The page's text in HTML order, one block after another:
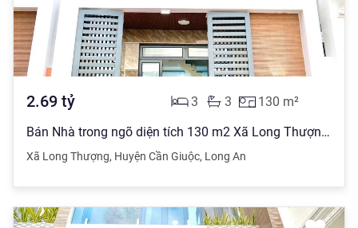
2.69 tỷ 130 m²
3
3
Bán Nhà trong ngõ diện tích 130 m2 Xã Long Thượng, Cần Giuộc giá 2.69 tỷ đồng
Xã Long Thượng, Huyện Cần Giuộc, Long An